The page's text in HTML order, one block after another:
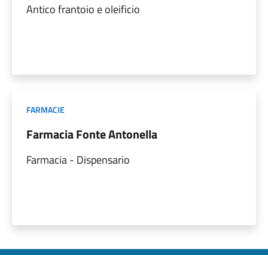
Antico frantoio e oleificio
FARMACIE
Farmacia Fonte Antonella
Farmacia - Dispensario